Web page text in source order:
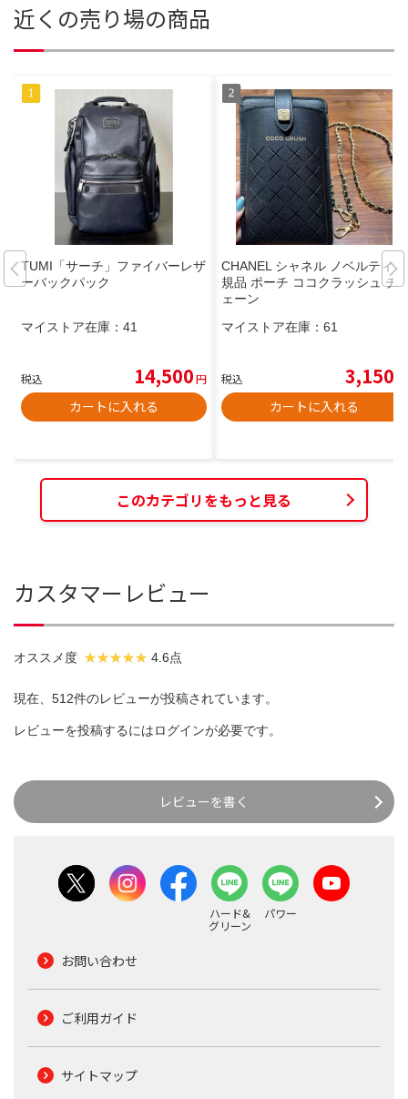
近くの売り場の商品
TUMI「サーチ」ファイバーレザ
ーバックパック
マイストア在庫： 41
税込 14,500円
カートに入れる
CHANEL シャネル ノベルティ正
規品 ポーチ ココクラッシュ チ
ェーン
マイストア在庫： 61
税込 3,150
カートに入れる
このカテゴリをもっと見る
カスタマーレビュー
オススメ度 4.6点
現在、512件のレビューが投稿されています。
レビューを投稿するにはログインが必要です。
レビューを書く
ハード&
グリーン
パワー
お問い合わせ
ご利用ガイド
サイトマップ